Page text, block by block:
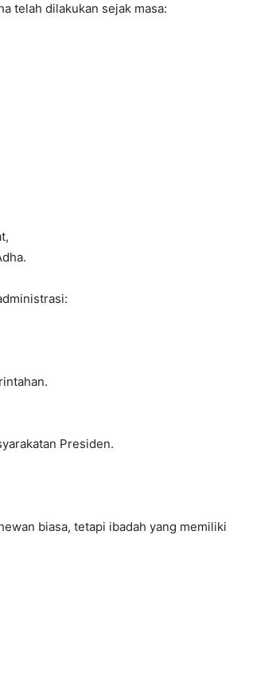
telah dilakukan sejak masa:
Presiden.
biasa, tetapi ibadah yang memiliki